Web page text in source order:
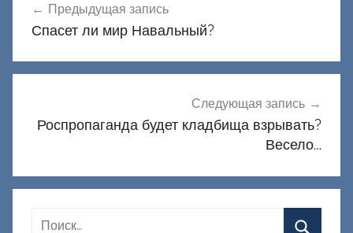
по
Предыдущая запись
Спасет ли мир Навальный?
Следующая запись
Роспропаганда будет кладбища взрывать?
Весело…